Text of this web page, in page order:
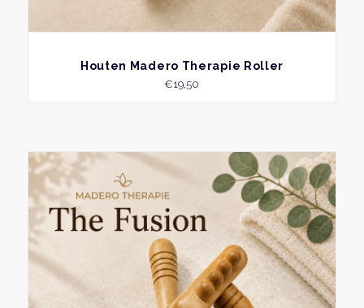
BEKIJK
Houten Madero Therapie Roller
€19,50